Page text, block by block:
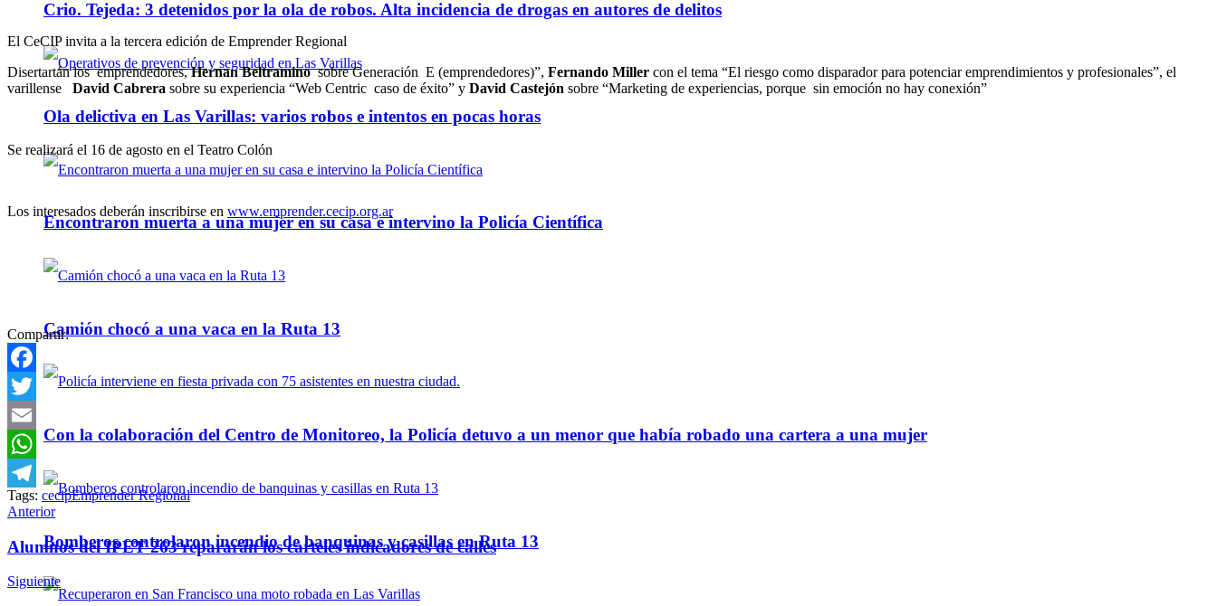
Crio. Tejeda: 3 detenidos por la ola de robos. Alta incidencia de drogas en autores de delitos
Ola delictiva en Las Varillas: varios robos e intentos en pocas horas
Encontraron muerta a una mujer en su casa e intervino la Policía Científica
Camión chocó a una vaca en la Ruta 13
Con la colaboración del Centro de Monitoreo, la Policía detuvo a un menor que había robado una cartera a una mujer
Bomberos controlaron incendio de banquinas y casillas en Ruta 13
El CeCIP invita a la tercera edición de Emprender Regional
Disertartán los emprendedores,Hernan Beltraminosobre Generación E (emprendedores)”, Fernando Miller con el tema “El riesgo como disparador para potenciar emprendimientos y profesionales”, el
varillense David Cabrera sobre su experiencia “Web Centric caso de éxito” y David Castejón sobre “Marketing de experiencias, porque sin emoción no hay conexión”
Se realizará el 16 de agosto en el Teatro Colón
Los interesados deberán inscribirse en www.emprender.cecip.org.ar
Compartir:
Facebook
Twitter
Email
WhatsApp
Telegram
Tags: cecipEmprender Regional
Anterior
Alumnos del IPET 263 repararán los carteles indicadores de calles
Siguiente